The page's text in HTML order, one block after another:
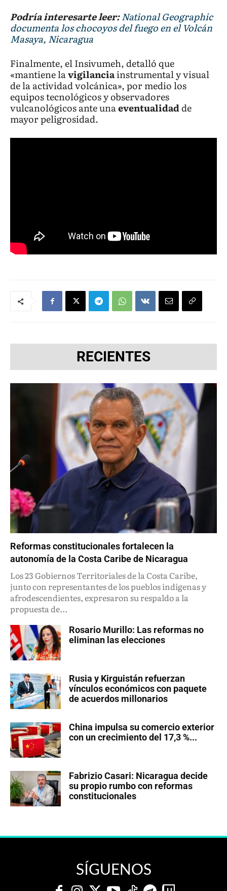
Podría interesarte leer:National Geographic
documenta los chocoyos del fuego en el Volcán
Masaya, Nicaragua
Finalmente, el Insivumeh, detalló que
«mantiene lavigilanciainstrumental y visual
de la actividad volcánica», por medio los
equipos tecnológicos y observadores
vulcanológicos ante unaeventualidadde
mayor peligrosidad.
RECIENTES
Reformas constitucionales fortalecen la
autonomía de la Costa Caribe de Nicaragua
Los 23 Gobiernos Territoriales de la Costa Caribe,
junto con representantes de los pueblos indígenas y
afrodescendientes, expresaron su respaldo a la
propuesta de...
Rosario Murillo: Las reformas no
eliminan las elecciones
Rusia y Kirguistán refuerzan
vínculos económicos con paquete
de acuerdos millonarios
China impulsa su comercio exterior
con un crecimiento del 17,3 %...
Fabrizio Casari: Nicaragua decide
su propio rumbo con reformas
constitucionales
SÍGUENOS